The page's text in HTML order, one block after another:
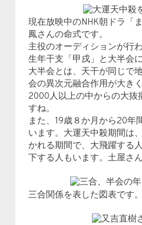
現在放映中のNHK朝ドラ「
鳳さんの命式です。
主役のオーディションが行
生年干支「甲戌」と大半会
大半会とは、天干が同じで
会の異次元融合作用が大きく
2000人以上の中からの大抜
すね。
また、19歳８か月から20年
います。大運天中殺期間は
かれる期間で、大飛躍する
下する人もいます。土屋さ
三合関係を表した図表です。